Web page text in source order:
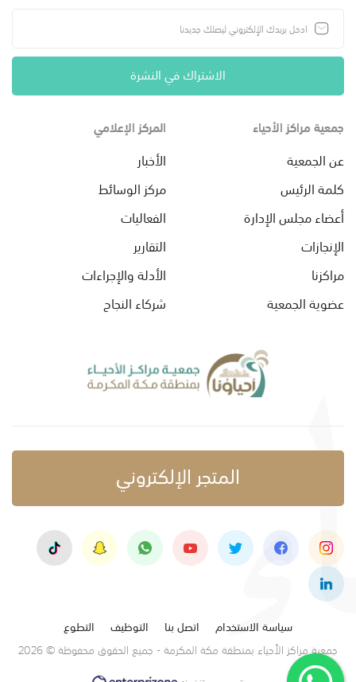
الاشتراك في النشرة
جمعية مراكز الأحياء
عن الجمعية
كلمة الرئيس
أعضاء مجلس الإدارة
الإنجازات
مراكزنا
عضوية الجمعية
المركز الإعلامي
الأخبار
مركز الوسائط
الفعاليات
التقارير
الأدلة والإجراءات
شركاء النجاح
المتجر الإلكتروني
سياسة الاستخدام اتصل بنا التوظيف
التطوع
جمعية مراكز الأحياء بمنطقة مكة المكرمة - جميع الحقوق محفوظة © 2026